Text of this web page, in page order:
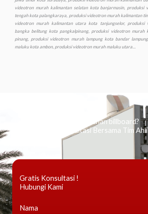
Ingin tahu tentang periklanan billboard?
Kami Berikan Konsultasi Bersama Tim Ahli
Gratis Konsultasi !
Hubungi Kami
Nama